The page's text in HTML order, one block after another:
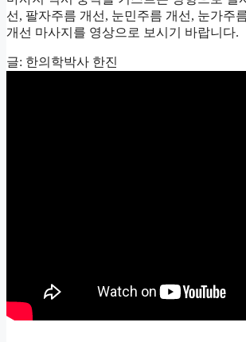
선, 팔자주름 개선, 눈민주름 개선, 눈가주
개선 마사지를 영상으로 보시기 바랍니다.
글: 한의학박사 한진